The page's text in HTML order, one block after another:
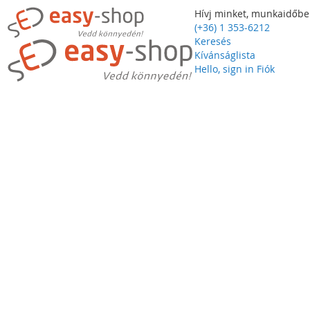
Hívj minket,
(+36) 1 353-6212
Keresés
Kívánságlista
Hello, sign in Fiók